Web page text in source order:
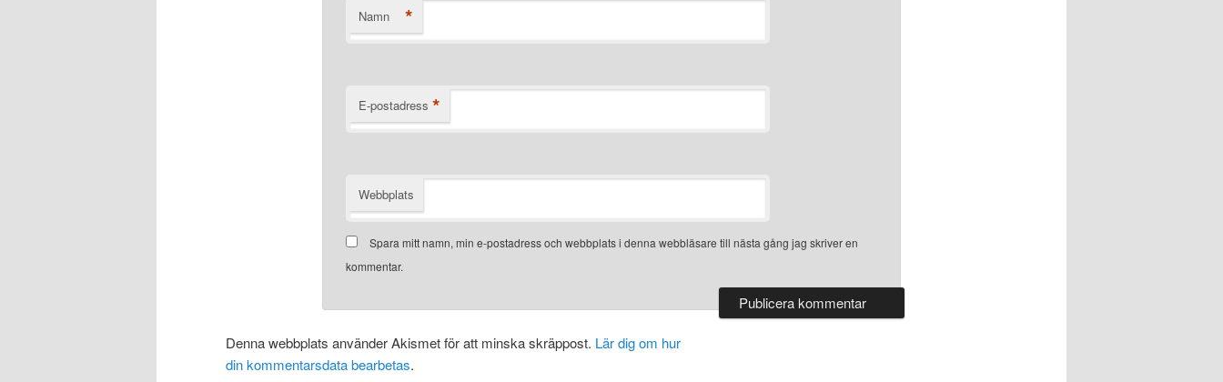
Namn *
E-postadress *
Webbplats
Spara mitt namn, min e-postadress och webbplats i denna webbläsare till nästa gång jag skriver en
kommentar.
Denna webbplats använder Akismet för att minska skräppost. Lär dig om hur
din kommentarsdata bearbetas.